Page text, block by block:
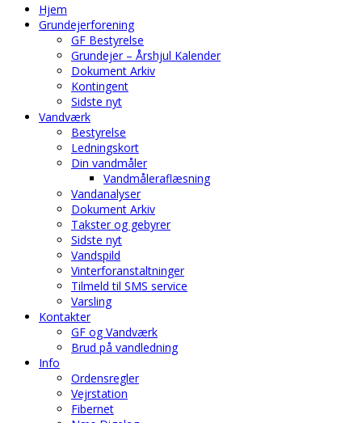
Hjem
Grundejerforening
GF Bestyrelse
Grundejer – Årshjul Kalender
Dokument Arkiv
Kontingent
Sidste nyt
Vandværk
Bestyrelse
Ledningskort
Din vandmåler
Vandmåleraflæsning
Vandanalyser
Dokument Arkiv
Takster og gebyrer
Sidste nyt
Vandspild
Vinterforanstaltninger
Tilmeld til SMS service
Varsling
Kontakter
GF og Vandværk
Brud på vandledning
Info
Ordensregler
Vejrstation
Fibernet